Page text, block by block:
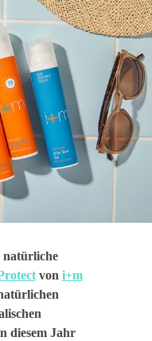
natürliche
von i+m
diesem Jahr